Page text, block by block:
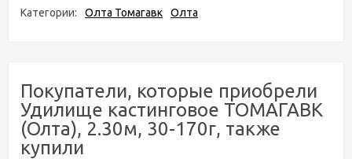
Категории: Олта Томагавк Олта
Покупатели, которые приобрели
Удилище кастинговое ТОМАГАВК
(Олта), 2.30м, 30-170г, также
купили